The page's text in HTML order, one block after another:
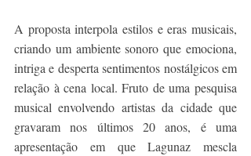
A proposta interpola estilos e eras musicais,
criando um ambiente sonoro que emociona,
intriga e desperta sentimentos nostálgicos em
relação à cena local. Fruto de uma pesquisa
musical envolvendo artistas da cidade que
gravaram nos últimos 20 anos, é uma
apresentação em que Lagunaz mescla